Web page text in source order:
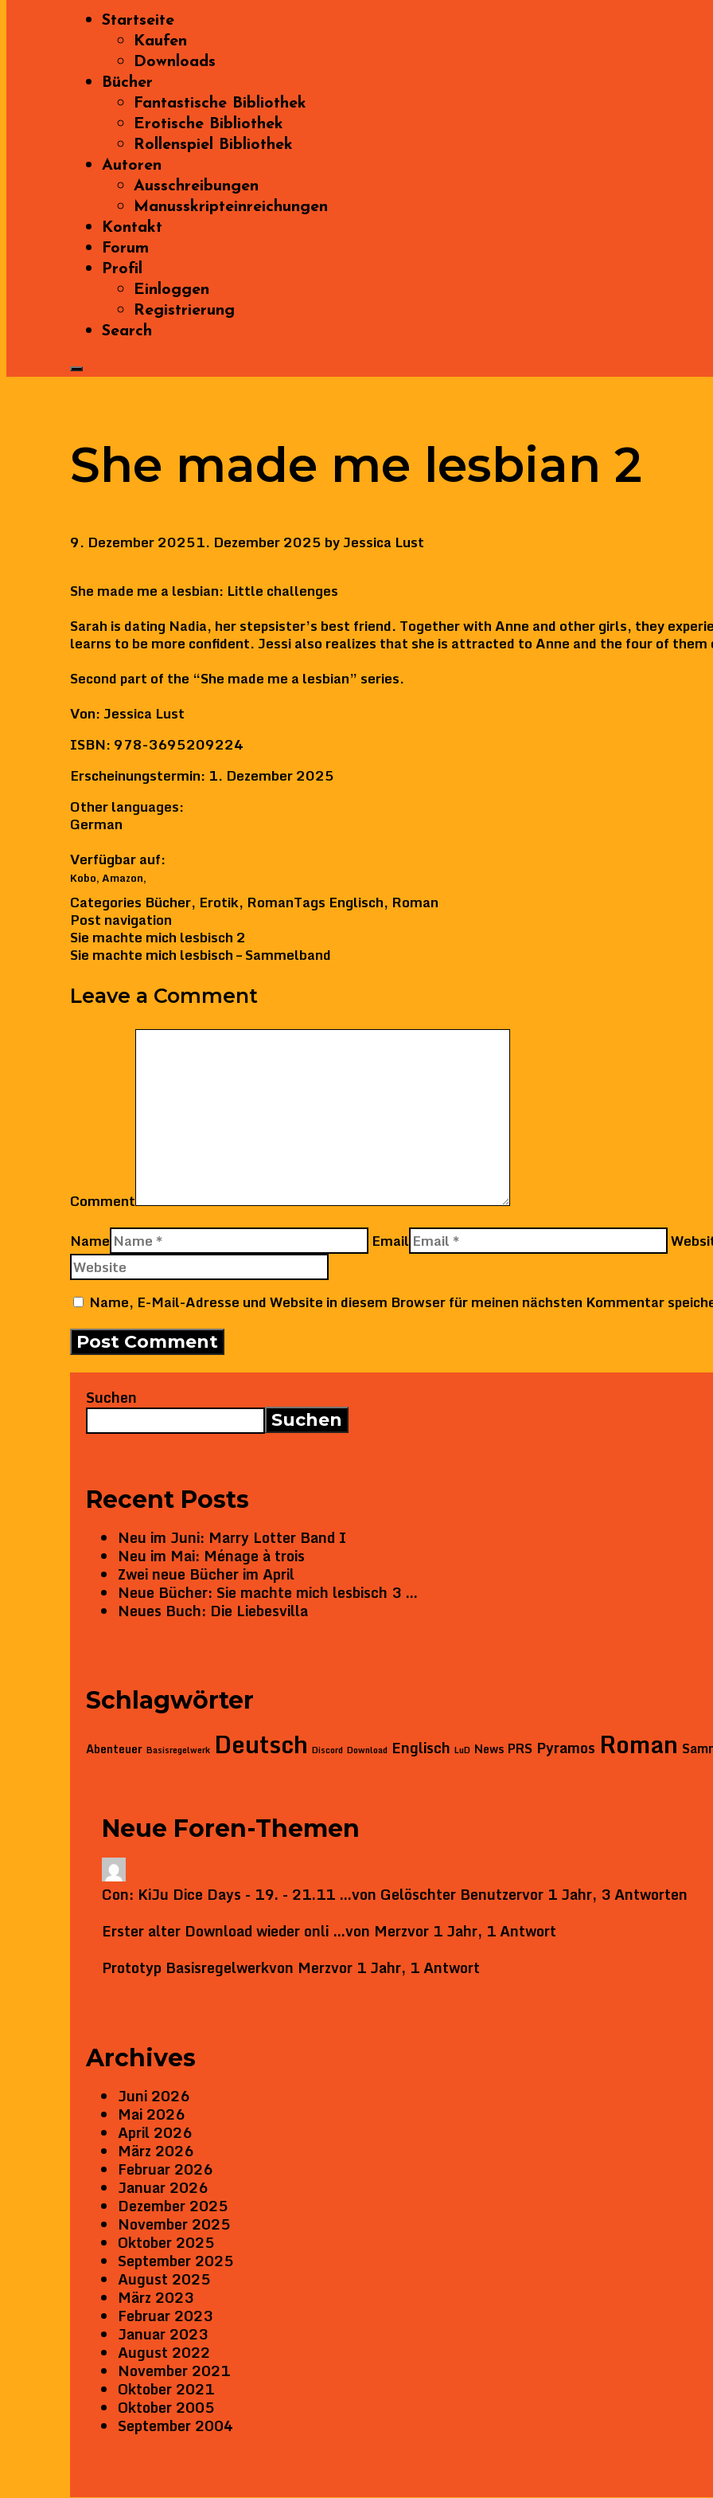
Startseite
Kaufen
Downloads
Bücher
Fantastische Bibliothek
Erotische Bibliothek
Rollenspiel Bibliothek
Autoren
Ausschreibungen
Manusskripteinreichungen
Kontakt
Forum
Profil
Einloggen
Registrierung
Search
She made me lesbian 2
9. Dezember 20251. Dezember 2025 byJessica Lust
She made me a lesbian: Little challenges
Sarah is dating Nadia, her stepsister’s best friend. Together with Anne and other girls, they
learns to be more confident. Jessi also realizes that she is attracted to Anne and the four of
Second part of the “She made me a lesbian” series.
Von: Jessica Lust
ISBN: 978-3695209224
Erscheinungstermin: 1. Dezember 2025
Other languages:
German
Verfügbar auf:
Kobo,Amazon,
Categories Bücher, Erotik, RomanTags Englisch, Roman
Post navigation
Sie machte mich lesbisch 2
Sie machte mich lesbisch – Sammelband
Leave a Comment
Comment
Name
Email
Name, E-Mail-Adresse und Website in diesem Browser für meinen nächsten Kommentar
Suchen
Suchen
Recent Posts
Neu im Juni: Marry Lotter Band I
Neu im Mai: Ménage à trois
Zwei neue Bücher im April
Neue Bücher: Sie machte mich lesbisch 3 …
Neues Buch: Die Liebesvilla
Schlagwörter
Abenteuer Basisregelwerk Deutsch Discord Download Englisch LuD News PRS Pyramos Roman
Neue Foren-Themen
Con: KiJu Dice Days - 19. - 21.11 …von Gelöschter Benutzervor 1 Jahr, 3 Antworten
Erster alter Download wieder onli …von Merzvor 1 Jahr, 1 Antwort
Prototyp Basisregelwerkvon Merzvor 1 Jahr, 1 Antwort
Archives
Juni 2026
Mai 2026
April 2026
März 2026
Februar 2026
Januar 2026
Dezember 2025
November 2025
Oktober 2025
September 2025
August 2025
März 2023
Februar 2023
Januar 2023
August 2022
November 2021
Oktober 2021
Oktober 2005
September 2004